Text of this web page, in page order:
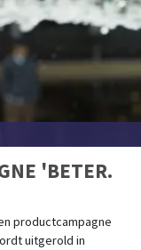
'BETER.
productcampagne
uitgerold in